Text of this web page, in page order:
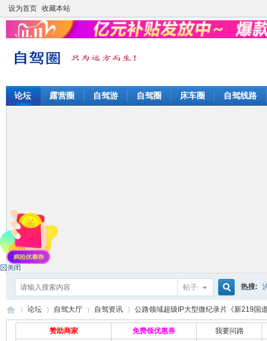
设为首页 收藏本站
论坛 露营圈 自驾游 自驾圈 床车圈 自驾线路
帖子
搜
热搜:
论坛 自驾大厅 自驾资讯 公路领域超级IP大型微纪录片《新219国
赞助商家 免费领优惠券
我要问路